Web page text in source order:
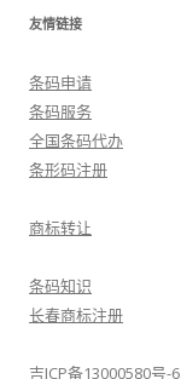
友情链接
条码申请
条码服务
全国条码代办
条形码注册
商标转让
条码知识
长春商标注册
吉ICP备13000580号-6